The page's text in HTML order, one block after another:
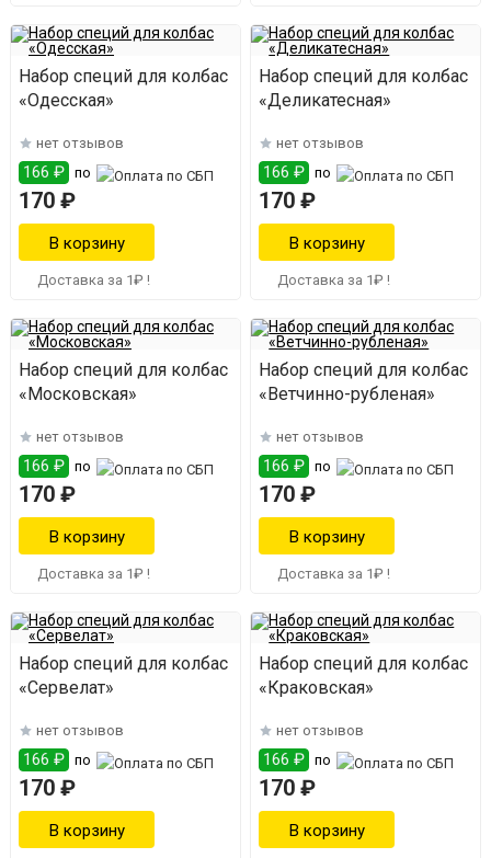
Набор специй для колбас
«Одесская»
нет отзывов
166 ₽ по
170 ₽
Доставка за 1₽ !
Набор специй для колбас
«Деликатесная»
нет отзывов
166 ₽ по
170 ₽
Доставка за 1₽ !
Набор специй для колбас
«Московская»
нет отзывов
166 ₽ по
170 ₽
Доставка за 1₽ !
Набор специй для колбас
«Ветчинно-рубленая»
нет отзывов
166 ₽ по
170 ₽
Доставка за 1₽ !
Набор специй для колбас
«Сервелат»
нет отзывов
166 ₽ по
170 ₽
Набор специй для колбас
«Краковская»
нет отзывов
166 ₽ по
170 ₽